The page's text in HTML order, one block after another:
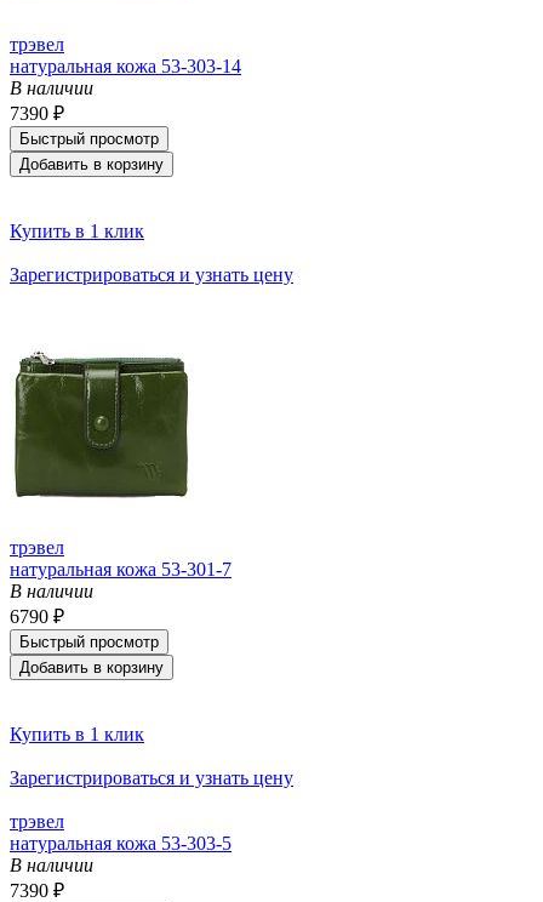
трэвел
натуральная кожа 53-303-14
В наличии
7390 ₽
Быстрый просмотр
Добавить в корзину
Купить в 1 клик
Зарегистрироваться и узнать цену
трэвел
натуральная кожа 53-301-7
В наличии
6790 ₽
Быстрый просмотр
Добавить в корзину
Купить в 1 клик
Зарегистрироваться и узнать цену
трэвел
натуральная кожа 53-303-5
В наличии
7390 ₽